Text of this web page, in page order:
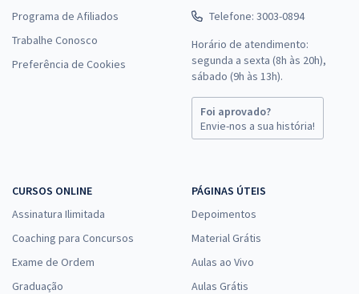
Programa de Afiliados
Trabalhe Conosco
Preferência de Cookies
Telefone: 3003-0894
Horário de atendimento:
segunda a sexta (8h às 20h),
sábado (9h às 13h).
Foi aprovado?
Envie-nos a sua história!
CURSOS ONLINE
Assinatura Ilimitada
Coaching para Concursos
Exame de Ordem
Graduação
PÁGINAS ÚTEIS
Depoimentos
Material Grátis
Aulas ao Vivo
Aulas Grátis